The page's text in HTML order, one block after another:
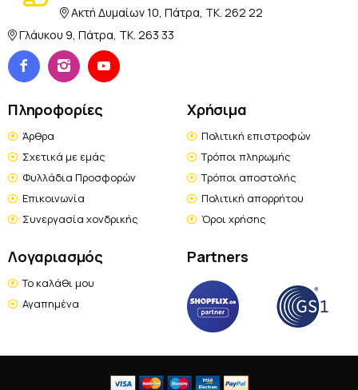
Ακτή Δυμαίων 10, Πάτρα, TK. 262 22
Γλάυκου 9, Πάτρα, TK. 263 33
Πληροφορίες
Άρθρα
Σχετικά με εμάς
Φυλλάδια Προσφορών
Επικοινωνία
Συνεργασία χονδρικής
Χρήσιμα
Πολιτική επιστροφών
Τρόποι πληρωμής
Τρόποι αποστολής
Πολιτική απορρήτου
Όροι χρήσης
Λογαριασμός
Το καλάθι μου
Αγαπημένα
Partners